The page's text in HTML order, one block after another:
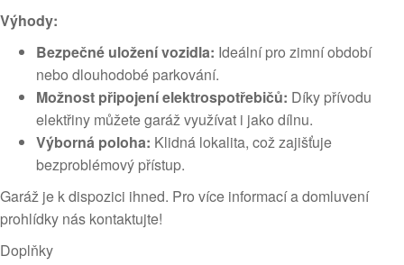
Výhody:
Bezpečné uložení vozidla: Ideální pro zimní období
nebo dlouhodobé parkování.
Možnost připojení elektrospotřebičů: Díky přívodu
elektřiny můžete garáž využívat i jako dílnu.
Výborná poloha: Klidná lokalita, což zajišťuje
bezproblémový přístup.
Garáž je k dispozici ihned. Pro více informací a domluvení
prohlídky nás kontaktujte!
Doplňky